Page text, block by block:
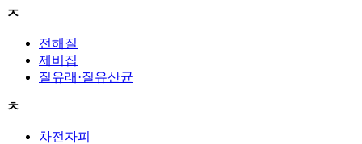
ㅈ
전해질
제비집
질유래·질유산균
ㅊ
차전자피